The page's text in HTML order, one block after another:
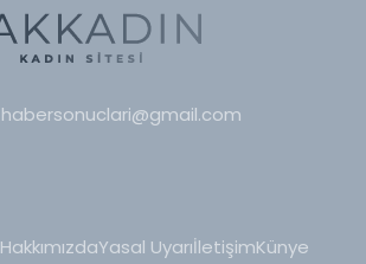
habersonuclari@gmail.com
HakkımızdaYasal UyarıİletişimKünye